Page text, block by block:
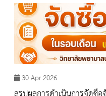
30 Apr 2026